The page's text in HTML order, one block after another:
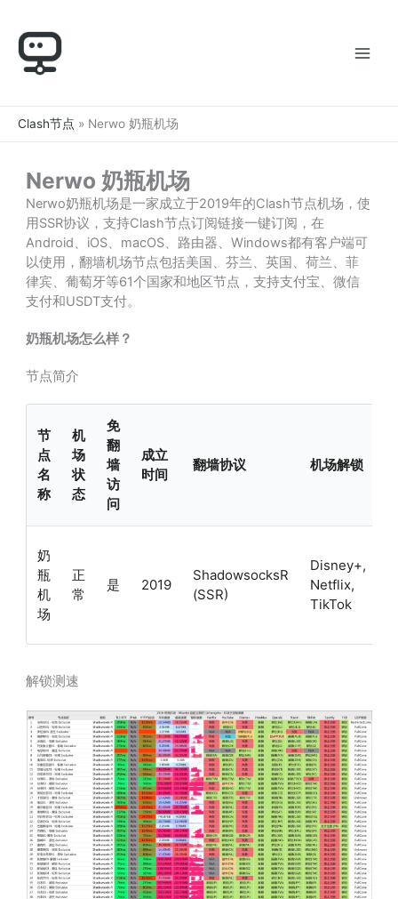
Clash节点 » Nerwo 奶瓶机场
Nerwo 奶瓶机场
Nerwo奶瓶机场是一家成立于2019年的Clash节点机场，使
用SSR协议，支持Clash节点订阅链接一键订阅，在
Android、iOS、macOS、路由器、Windows都有客户端可
以使用，翻墙机场节点包括美国、芬兰、英国、荷兰、菲
律宾、葡萄牙等61个国家和地区节点，支持支付宝、微信
支付和USDT支付。
奶瓶机场怎么样？
节点简介
节
点
名
称
机
场
状
态
免
翻
墙
访
问
成立
时间
翻墙协议 机场解锁
奶
瓶
机
场
正
常
是 2019
ShadowsocksR
(SSR)
Disney+,
Netflix,
TikTok
解锁测速